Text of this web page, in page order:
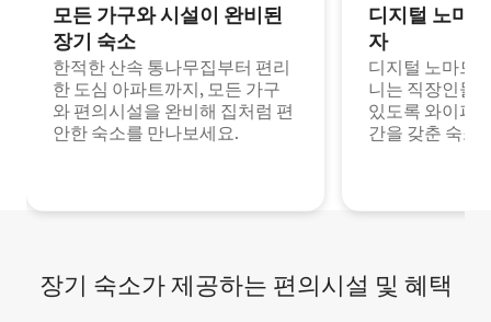
모든 가구와 시설이 완비된
장기 숙소
한적한 산속 통나무집부터 편리
한 도심 아파트까지, 모든 가구
와 편의시설을 완비해 집처럼 편
안한 숙소를 만나보세요.
디지털 노마
자
디지털 노마드
니는 직장인들
있도록 와이파
간을 갖춘 숙소
장기 숙소가 제공하는 편의시설 및 혜택